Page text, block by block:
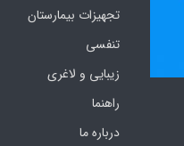
تجهیزات بیمارستان
تنفسی
زیبایی و لاغری
راهنما
درباره ما